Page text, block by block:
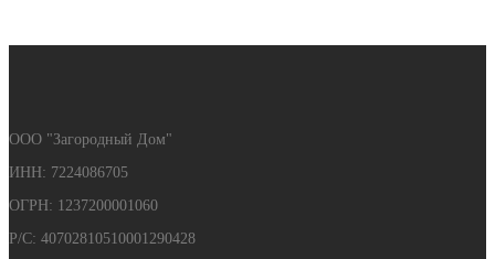
ООО "Загородный Дом"
ИНН: 7224086705
ОГРН: 1237200001060
Р/С: 40702810510001290428